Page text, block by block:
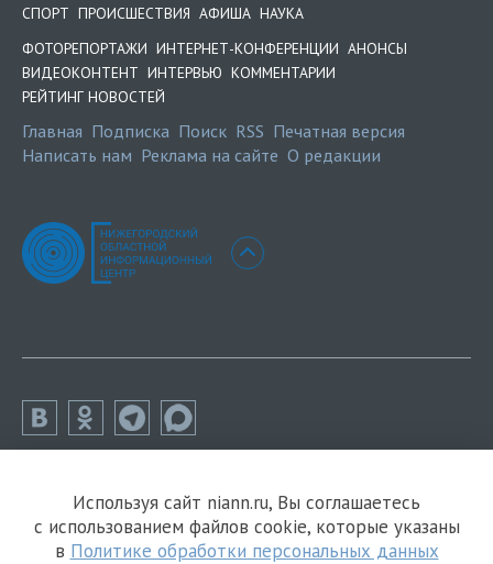
СПОРТ ПРОИСШЕСТВИЯ АФИША НАУКА
ФОТОРЕПОРТАЖИ ИНТЕРНЕТ-КОНФЕРЕНЦИИ АНОНСЫ
ВИДЕОКОНТЕНТ ИНТЕРВЬЮ КОММЕНТАРИИ
РЕЙТИНГ НОВОСТЕЙ
Главная Подписка Поиск RSS Печатная версия
Написать нам Реклама на сайте О редакции
Используя сайт niann.ru, Вы соглашаетесь
с использованием файлов cookie, которые указаны
в Политике обработки персональных данных